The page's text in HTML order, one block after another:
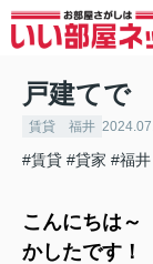
戸建てで
賃貸 福井
#賃貸 #貸家 #福井
こんにちは
かしたです！